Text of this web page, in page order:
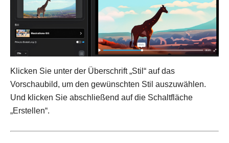
Klicken Sie unter der Überschrift „Stil“ auf das
Vorschaubild, um den gewünschten Stil auszuwählen.
Und klicken Sie abschließend auf die Schaltfläche
„Erstellen“.